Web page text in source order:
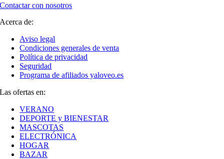
Contactar con nosotros
Acerca de:
Aviso legal
Condiciones generales de venta
Política de privacidad
Seguridad
Programa de afiliados yaloveo.es
Las ofertas en:
VERANO
DEPORTE y BIENESTAR
MASCOTAS
ELECTRÓNICA
HOGAR
BAZAR